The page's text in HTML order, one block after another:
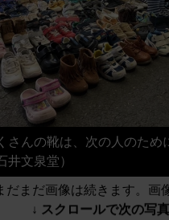
さんの靴は、次の人のため
井文泉堂）
だまだ画像は続きます。画
↓ スクロールで次の写